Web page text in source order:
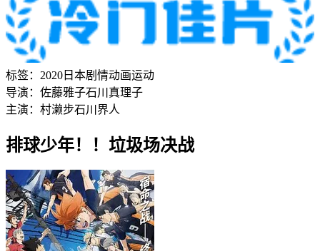
标签： 2020 日本剧情动画运动
导演： 佐藤雅子石川真理子
主演： 村濑步石川界人
排球少年！！垃圾场决战